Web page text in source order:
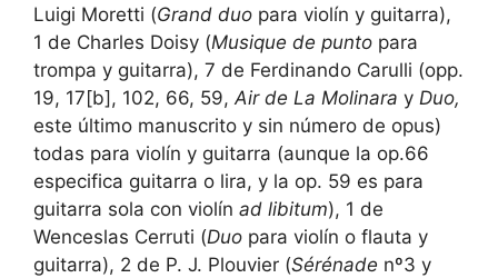
Luigi Moretti (Grand duo para violín y guitarra),
1 de Charles Doisy (Musique de punto para
trompa y guitarra), 7 de Ferdinando Carulli (opp.
19, 17[b], 102, 66, 59,Air de La Molinara y Duo,
este último manuscrito y sin número de opus)
todas para violín y guitarra (aunque la op.66
especifica guitarra o lira, y la op. 59 es para
guitarra sola con violín ad libitum), 1 de
Wenceslas Cerruti (Duo para violín o flauta y
guitarra), 2 de P. J. Plouvier (Sérénade nº3 y